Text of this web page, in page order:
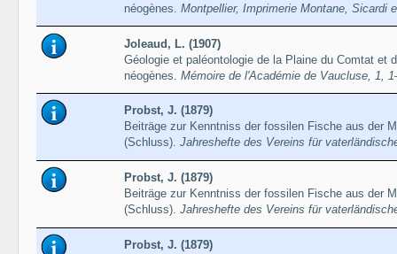
néogènes. Montpellier, Imprimerie Montane, Sicardi
Joleaud, L. (1907)
Géologie et paléontologie de la Plaine du Comtat et
néogènes. Mémoire de l'Académie de Vaucluse, 1,
Probst, J. (1879)
Beiträge zur Kenntniss der fossilen Fische aus der
(Schluss). Jahreshefte des Vereins für
Probst, J. (1879)
Beiträge zur Kenntniss der fossilen Fische aus der
(Schluss). Jahreshefte des Vereins für
Probst, J. (1879)